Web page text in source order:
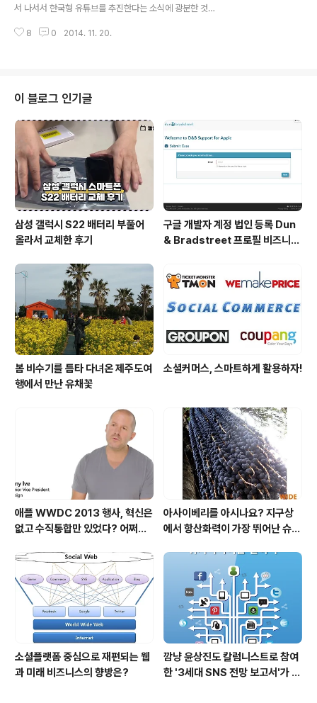
서 나서서 한국형 유튜브를 추진한다는 소식에 광분한 것
제대로 운영되고 있는 서비스가 없지 않은가? 하지만 공교
처럼 들릴 수 있지만 그래서 더욱 실망스러웠다. 한국형 유
튜브 서비스를 만들고자 한다면 보다 많은 국민들에게 도
움이 되는 서비스가 될 수 있었겠지만 그게 아니라면 특정
계층에게만 혜택이 돌아가게 되기 때문이다. 2014년 11월
11일, 벤처스퀘어 세미나실에서 K-플랫폼 관련 블로거 간
담회가 있었다. 이 자리에서 미래부 ..
8 0 2014. 11. 20.
이 블로그 인기글
삼성 갤럭시 S22 배터리 부풀어
올라서 교체한 후기
구글 개발자 계정 법인 등록 Dun
& Bradstreet 프로필 비즈니스
봄 비수기를 틈타 다녀온 제주도여
행에서 만난 유채꽃
소셜커머스, 스마트하게 활용하자!
애플 WWDC 2013 행사, 혁신은
없고 수직통합만 있었다? 어쩌면
아사이베리를 아시나요? 지구상
에서 항산화력이 가장 뛰어난 슈퍼
소셜플랫폼 중심으로 재편되는 웹
과 미래 비즈니스의 향방은?
깜냥 윤상진도 칼럼니스트로 참여
한 '3세대 SNS 전망 보고서'가 발